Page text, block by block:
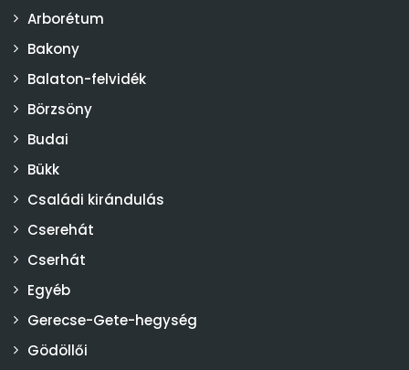
Arborétum
Bakony
Balaton-felvidék
Börzsöny
Budai
Bükk
Családi kirándulás
Cserehát
Cserhát
Egyéb
Gerecse-Gete-hegység
Gödöllői